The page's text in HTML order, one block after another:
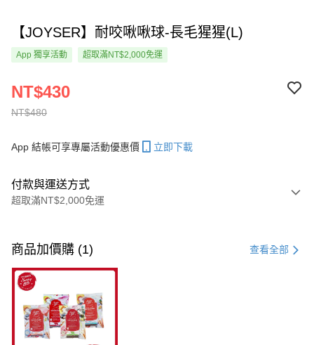
【JOYSER】耐咬啾啾球-長毛猩猩(L)
App 獨享活動 超取滿NT$2,000免運
NT$480
NT$430
App 結帳可享專屬活動優惠價 立即下載
付款與運送方式
超取滿NT$2,000免運
信用卡一次付款
超商取貨付款
LINE Pay
Apple Pay
商品加價購 (1) 查看全部